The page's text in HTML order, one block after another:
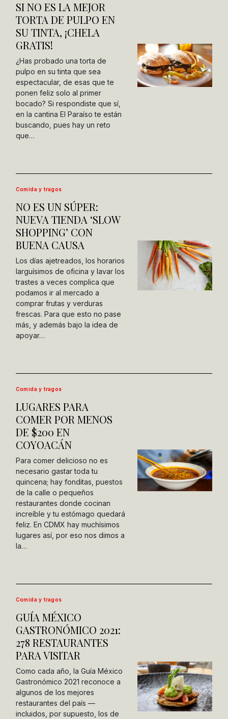
SI NO ES LA MEJOR
TORTA DE PULPO EN
SU TINTA, ¡CHELA
GRATIS!
¿Has probado una torta de
pulpo en su tinta que sea
espectacular, de esas que te
ponen feliz solo al primer
bocado? Si respondiste que sí,
en la cantina El Paraíso te están
buscando, pues hay un reto
que…
Comida y tragos
NO ES UN SÚPER:
NUEVA TIENDA ‘SLOW
SHOPPING’ CON
BUENA CAUSA
Los días ajetreados, los horarios
larguísimos de oficina y lavar los
trastes a veces complica que
podamos ir al mercado a
comprar frutas y verduras
frescas. Para que esto no pase
más, y además bajo la idea de
apoyar…
Comida y tragos
LUGARES PARA
COMER POR MENOS
DE $200 EN
COYOACÁN
Para comer delicioso no es
necesario gastar toda tu
quincena; hay fonditas, puestos
de la calle o pequeños
restaurantes donde cocinan
increíble y tu estómago quedará
feliz. En CDMX hay muchísimos
lugares así, por eso nos dimos a
la…
Comida y tragos
GUÍA MÉXICO
GASTRONÓMICO 2021:
278 RESTAURANTES
PARA VISITAR
Como cada año, la Guía México
Gastronómico 2021 reconoce a
algunos de los mejores
restaurantes del país —
incluidos, por supuesto, los de